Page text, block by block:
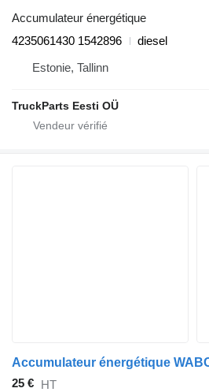
Accumulateur énergétique
4235061430 1542896
diesel
Estonie, Tallinn
TruckParts Eesti OÜ
25 € HT